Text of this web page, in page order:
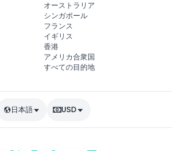
オーストラリア
シンガポール
フランス
イギリス
香港
アメリカ合衆国
すべての目的地
日本語 USD